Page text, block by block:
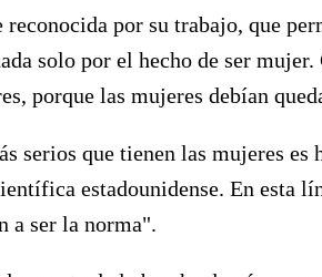
por su trabajo, que
solo por el hecho de ser
porque las mujeres debían
serios que tienen las mujeres
estadounidense. En esta
a ser la norma".